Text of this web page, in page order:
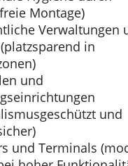
Montage)
Verwaltungen
in
und
und
und Terminals